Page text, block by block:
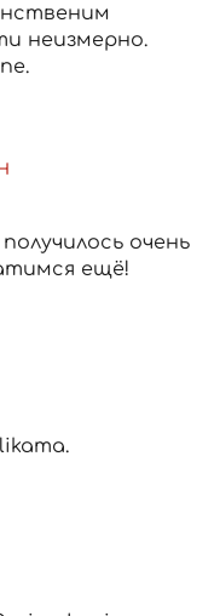
неизмерно.
очень
ещё!